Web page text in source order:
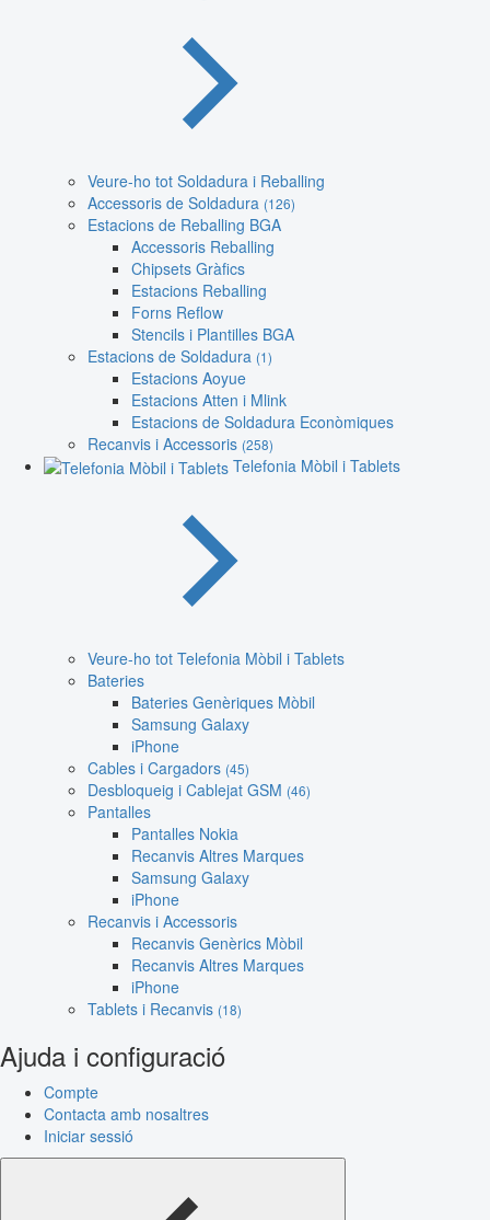
Veure-ho tot Soldadura i Reballing
Accessoris de Soldadura (126)
Estacions de Reballing BGA
Accessoris Reballing
Chipsets Gràfics
Estacions Reballing
Forns Reflow
Stencils i Plantilles BGA
Estacions de Soldadura (1)
Estacions Aoyue
Estacions Atten i Mlink
Estacions de Soldadura Econòmiques
Recanvis i Accessoris (258)
Telefonia Mòbil i Tablets
Veure-ho tot Telefonia Mòbil i Tablets
Bateries
Bateries Genèriques Mòbil
Samsung Galaxy
iPhone
Cables i Cargadors (45)
Desbloqueig i Cablejat GSM (46)
Pantalles
Pantalles Nokia
Recanvis Altres Marques
Samsung Galaxy
iPhone
Recanvis i Accessoris
Recanvis Genèrics Mòbil
Recanvis Altres Marques
iPhone
Tablets i Recanvis (18)
Ajuda i configuració
Compte
Contacta amb nosaltres
Iniciar sessió